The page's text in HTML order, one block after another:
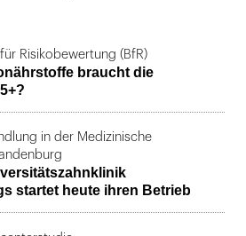
Risikobewertung (BfR)
braucht die
in der Medizinische
startet heute ihren Betrieb